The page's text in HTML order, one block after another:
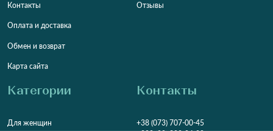
Контакты
Оплата и доставка
Обмен и возврат
Карта сайта
Отзывы
Категории
Для женщин
Контакты
+38 (073) 707-00-45